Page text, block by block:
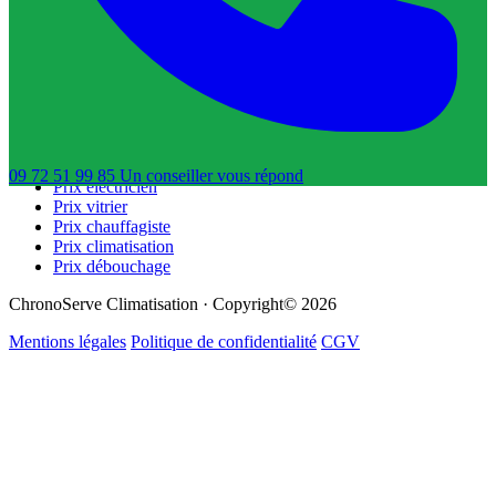
09 72 51 99 85 Un conseillervous répond
Trouver un déboucheur de canalisation
Trouver un réparateur de volets roulants
Prix serrurier
Prix électricien
Prix vitrier
Prix chauffagiste
Prix climatisation
Prix débouchage
ChronoServe Climatisation · Copyright© 2026
Mentions légales Politique de confidentialité CGV